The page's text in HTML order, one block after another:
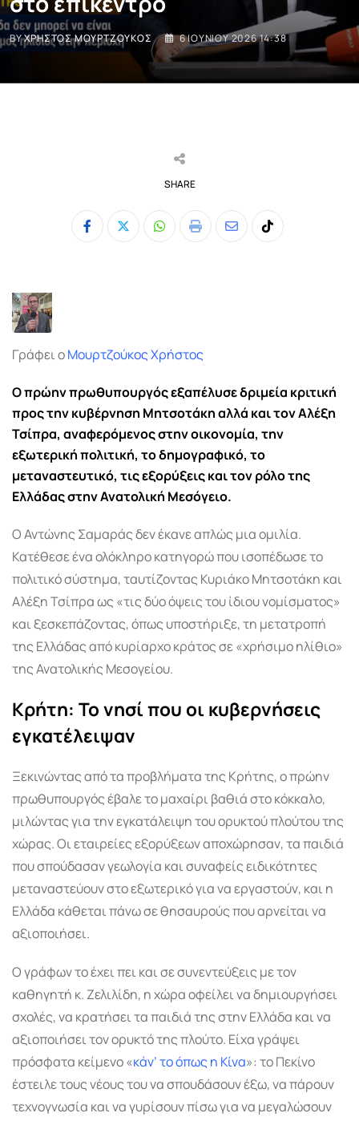
BYΧΡΉΣΤΟΣ ΜΟΥΡΤΖΟΎΚΟΣ 6 ΙΟΥΝΊΟΥ 2026 14:38
SHARE
Whatsapp
Print
ShareTiktok
Γράφει οΜουρτζούκος Χρήστος
Ο πρώην πρωθυπουργός εξαπέλυσε δριμεία κριτική
προς την κυβέρνηση Μητσοτάκη αλλά και τον Αλέξη
Τσίπρα, αναφερόμενος στην οικονομία, την
εξωτερική πολιτική, το δημογραφικό, το
μεταναστευτικό, τις εξορύξεις και τον ρόλο της
Ελλάδας στην Ανατολική Μεσόγειο.
Ο Αντώνης Σαμαράς δεν έκανε απλώς μια ομιλία.
Κατέθεσε ένα ολόκληρο κατηγορώ που ισοπέδωσε το
πολιτικό σύστημα, ταυτίζοντας Κυριάκο Μητσοτάκη και
Αλέξη Τσίπρα ως «τις δύο όψεις του ίδιου νομίσματος»
και ξεσκεπάζοντας, όπως υποστήριξε, τη μετατροπή
της Ελλάδας από κυρίαρχο κράτος σε «χρήσιμο ηλίθιο»
της Ανατολικής Μεσογείου.
Κρήτη: Το νησί που οι κυβερνήσεις
εγκατέλειψαν
Ξεκινώντας από τα προβλήματα της Κρήτης, ο πρώην
πρωθυπουργός έβαλε το μαχαίρι βαθιά στο κόκκαλο,
μιλώντας για την εγκατάλειψη του ορυκτού πλούτου της
χώρας. Οι εταιρείες εξορύξεων αποχώρησαν, τα παιδιά
που σπούδασαν γεωλογία και συναφείς ειδικότητες
μεταναστεύουν στο εξωτερικό για να εργαστούν, και η
Ελλάδα κάθεται πάνω σε θησαυρούς που αρνείται να
αξιοποιήσει.
Ο γράφων το έχει πει και σε συνεντεύξεις με τον
καθηγητή κ. Ζελιλίδη, η χώρα οφείλει να δημιουργήσει
σχολές, να κρατήσει τα παιδιά της στην Ελλάδα και να
αξιοποιήσει τον ορυκτό της πλούτο. Είχα γράψει
πρόσφατα κείμενο «κάν’ το όπως η Κίνα»: το Πεκίνο
έστειλε τους νέους του να σπουδάσουν έξω, να πάρουν
τεχνογνωσία και να γυρίσουν πίσω για να μεγαλώσουν